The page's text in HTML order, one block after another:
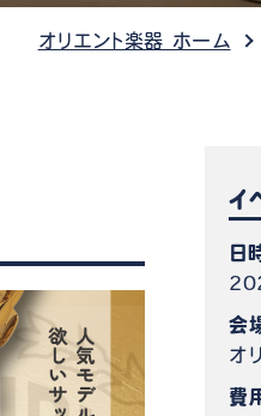
オリエント楽器 ホーム
イ
日
会
オ
費